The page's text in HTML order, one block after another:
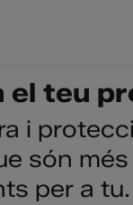
el teu
i
són més
per a tu.